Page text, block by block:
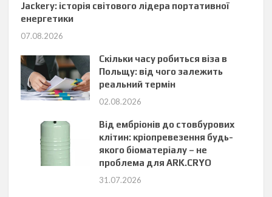
Jackery: історія світового лідера портативної
енергетики
07.08.2026
Скільки часу робиться віза в
Польщу: від чого залежить
реальний термін
02.08.2026
Від ембріонів до стовбурових
клітин: кріопревезення будь-
якого біоматеріалу – не
проблема для ARK.CRYO
31.07.2026